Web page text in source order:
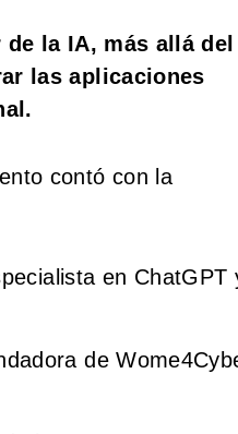
de la IA, más allá del
las aplicaciones
contó con la
en ChatGPT
de